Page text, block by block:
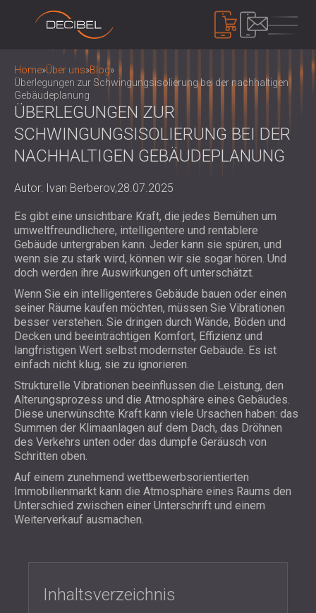
PRODUKTE
SCHALLDÄMMUNG
SCHALLSCHUTZ FÜR DIE WAND
SCHALLSCHUTZ FÜR DECKEN
SCHALLSCHUTZ TÜREN
AKUSTIKPLATTEN
PANEELE UND TRENNWÄNDE
AKUSTIKPLATTEN AUS PERFORIERTEM
HOLZ
AKUSTISCHE STOFFPANEELE UND
BAFFEL
AKUSTIKPLATTEN AUS LATTENHOLZ
WOOD WOOL AKUSTIKPLATTEN
SCHAUMABSORBER, BASSFALLEN UND
DIFFUSOREN
AKUSTIKPLATTEN UND
SCHALLABSORBIERENDE PLATTEN
SCHALLSCHUTZ EINHAUSUNGEN,
KABINEN UND BARRIEREN
LOUVERS UND SCHALLDÄMPFER
ANTIVIBRATIONSHALTERUNGEN, PADS
UND AUFHÄNGER
AUDIOLOGIEKABINEN
GERÄTE
SCHALLPEGELMESSER
SOUND MASKING SYSTEM, DOSEMETERS
AND SAFETY KITS
ÜBER UNS
WER WIR SIND
BLOG
FORSCHUNG UND ENTWICKLUNG
NEWS
VIDEO
REFERENZEN
MITGLIEDSCHAFTEN
ANWENDUNGEN
SCHALLSCHUTZ UND AKUSTIK FÜR
WOHNGEBÄUDE
SCHALLSCHUTZ UND AKUSTIK FÜR
INDUSTRIEGEBÄUDE
SCHALLSCHUTZ UND AKUSTIK FÜR
BÜROS
SCHALLDÄMMUNG UND AKUSTIK VON
MASCHINEN UND ANLAGEN
SCHALLSCHUTZ UND AKUSTIK FÜR
PROFESSIONELLE STUDIOS
RESTAURANTS UND CLUBS
SERVICES
AKUSTIK BERATUNG
AKUSTISCHE SIMULATION
AKUSTIKTECHNIK
MESSUNGEN
BAUAUSFÜHRUNG
PROJEKTE
KONTAKTE
DOWNLOADBEREICH
DEUTSCHLAND (DE)
Home»Über uns»Blog»
Überlegungen zur Schwingungsisolierung bei der nachhaltigen
Gebäudeplanung
ÜBERLEGUNGEN ZUR
SCHWINGUNGSISOLIERUNG BEI DER
NACHHALTIGEN GEBÄUDEPLANUNG
Autor: Ivan Berberov,28.07.2025
Es gibt eine unsichtbare Kraft, die jedes Bemühen um
umweltfreundlichere, intelligentere und rentablere
Gebäude untergraben kann. Jeder kann sie spüren, und
wenn sie zu stark wird, können wir sie sogar hören. Und
doch werden ihre Auswirkungen oft unterschätzt.
Wenn Sie ein intelligenteres Gebäude bauen oder einen
seiner Räume kaufen möchten, müssen Sie Vibrationen
besser verstehen. Sie dringen durch Wände, Böden und
Decken und beeinträchtigen Komfort, Effizienz und
langfristigen Wert selbst modernster Gebäude. Es ist
einfach nicht klug, sie zu ignorieren.
Strukturelle Vibrationen beeinflussen die Leistung, den
Alterungsprozess und die Atmosphäre eines Gebäudes.
Diese unerwünschte Kraft kann viele Ursachen haben: das
Summen der Klimaanlagen auf dem Dach, das Dröhnen
des Verkehrs unten oder das dumpfe Geräusch von
Schritten oben.
Auf einem zunehmend wettbewerbsorientierten
Immobilienmarkt kann die Atmosphäre eines Raums den
Unterschied zwischen einer Unterschrift und einem
Weiterverkauf ausmachen.
Inhaltsverzeichnis